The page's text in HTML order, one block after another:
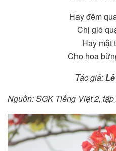
Hay đêm
Chị gió
Hay mặt
Cho hoa
Tác giả:
Nguồn: SGK Tiếng Việt 2,